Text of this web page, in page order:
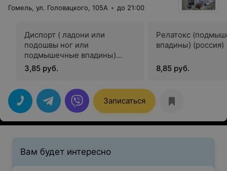
Гомель, ул. Головацкого, 105А до 21:00
Диспорт ( ладони или
подошвы ног или
подмышечные впадины)
(великобритания)
3,85 руб.
Релатокс
впадины) (россия)
8,85 руб.
Записаться
Вам будет интересно